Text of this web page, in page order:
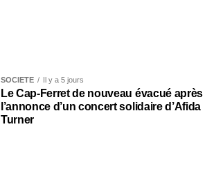
SOCIÉTÉ Il y a 5 jours
Le Cap-Ferret de nouveau évacué après
l’annonce d’un concert solidaire d’Afida
Turner